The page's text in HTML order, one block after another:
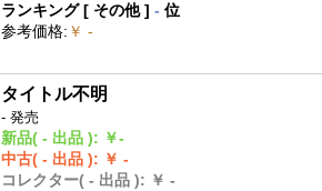
ランキング [ その他]- 位
参考価格: ￥ -
タイトル不明
- 発売
新品( - 出品 ): ￥-
中古( - 出品 ): ￥ -
コレクター( - 出品 ): ￥ -